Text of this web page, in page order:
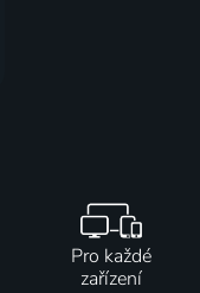
Pro každé
zařízení